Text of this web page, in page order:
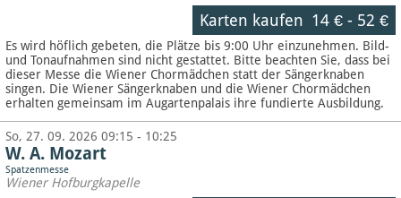
Karten kaufen 14 €- 52 €
Es wird höflich gebeten, die Plätze bis 9:00 Uhr einzunehmen. Bild-
und Tonaufnahmen sind nicht gestattet. Bitte beachten Sie, dass bei
dieser Messe die Wiener Chormädchen statt der Sängerknaben
singen. Die Wiener Sängerknaben und die Wiener Chormädchen
erhalten gemeinsam im Augartenpalais ihre fundierte Ausbildung.
So, 27. 09. 2026 09:15 - 10:25
W. A. Mozart
Spatzenmesse
Wiener Hofburgkapelle